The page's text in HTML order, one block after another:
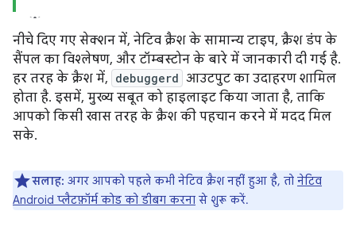
नीचे दिए गए सेक्शन में, नेटिव क्रैश के सामान्य टाइप, क्रैश डंप के
सैंपल का विश्लेषण, और टॉम्बस्टोन के बारे में जानकारी दी गई है.
हर तरह के क्रैश में, debuggerd आउटपुट का उदाहरण शामिल
होता है. इसमें, मुख्य सबूत को हाइलाइट किया जाता है, ताकि
आपको किसी खास तरह के क्रैश की पहचान करने में मदद मिल
सके.
सलाह: अगर आपको पहले कभी नेटिव क्रैश नहीं हुआ है, तो नेटिव
Android प्लैटफ़ॉर्म कोड को डीबग करना से शुरू करें.